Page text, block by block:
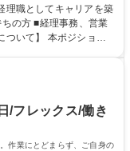
処理、記帳業務 ■既存
補助 ■四半期・年次決
理職としてキャリアを築
の方 ■経理事務、営業
資料作成補助などへス
く、決算月でも10時間
られる環境です。 学
校 語学力： 資格：日商
/フレックス/働き
作業にとどまらず、ご自身の